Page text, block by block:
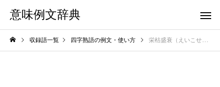
意味例文辞典
収録語一覧 四字熟語の例文・使い方 栄枯盛衰（えいこせいすい）